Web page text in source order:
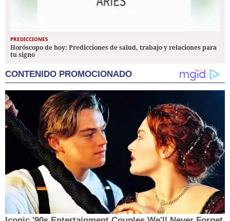
PREDICCIONES
Horóscopo de hoy: Predicciones de salud, trabajo y relaciones para
tu signo
CONTENIDO PROMOCIONADO